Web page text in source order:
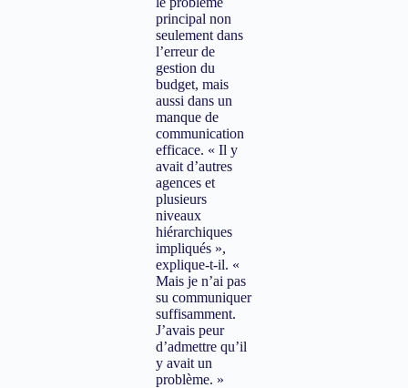
principal non
seulement dans
l’erreur de
gestion du
budget, mais
aussi dans un
manque de
communication
efficace. « Il y
avait d’autres
agences et
plusieurs
niveaux
hiérarchiques
impliqués »,
explique-t-il. «
Mais je n’ai pas
su communiquer
suffisamment.
J’avais peur
d’admettre qu’il
y avait un
problème. »